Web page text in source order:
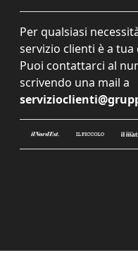
Per qualsiasi
servizio clienti è a
Puoi contattarci al
scrivendo una mail a